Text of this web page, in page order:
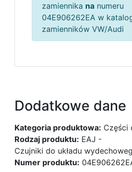
zamiennika na numeru
04E906262EA w
zamienników VW/Audi
Dodatkowe dane
Kategoria produktowa: Części
Rodzaj produktu: EAJ -
Czujniki do układu
Numer produktu: